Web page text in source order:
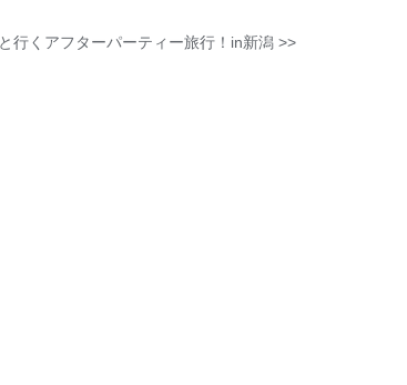
行くアフターパーティー旅行！in新潟 >>